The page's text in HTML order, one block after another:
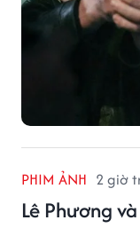
PHIM ẢNH 2 giờ
Lê Phương